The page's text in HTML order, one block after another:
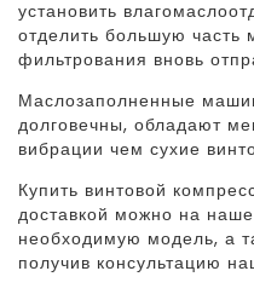
установить
отделить большую часть
фильтрования вновь
Маслозаполненные
долговечны, обладают
вибрации чем сухие
Купить винтовой
доставкой можно на
необходимую модель, а
получив консультацию